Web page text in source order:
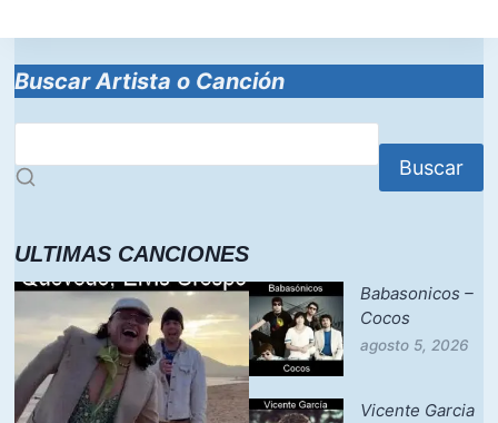
Buscar Artista o Canción
Buscar
ULTIMAS CANCIONES
Babasonicos –
Cocos
agosto 5, 2026
Vicente Garcia